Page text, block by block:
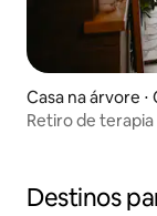
Casa na árvore ⋅
Retiro de
Destinos